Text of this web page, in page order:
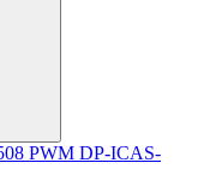
PWM DP-ICAS-